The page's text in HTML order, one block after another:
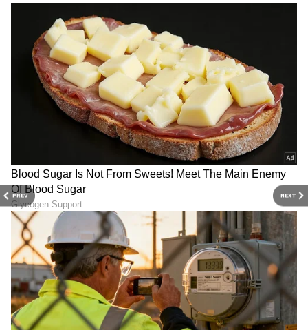
PREV NEXT
ಉದ್ಯೋಗ ತೊರೆದು ಐಐಎಂನಲ್ಲಿ ಎಂಬಿಎ
ದುಬೈನಲ್ಲಿನ ಉದ್ಯೋಗ ತೊರೆದು ಭಾರತಕ್ಕೆ ಹಿಂತಿರುಗಿದ
ಮುಸ್ತಫಾ, ಬೆಂಗಳೂರು ಐಐಎಂನಲ್ಲಿ ಎಂಬಿಎ ಪದವಿ
ಪಡೆಯುತ್ತಾರೆ. ಎಂಬಿಎ ಮಾಡುತ್ತಿರುವ ಸಂದರ್ಭದಲ್ಲೇ
ಸಹೋದರ ಸಂಬಂಧಿಗಳ ಜೊತೆಗೆ ಸೇರಿ ದೋಸೆ ಹಾಗೂ ಇಡ್ಲಿ
ಹಿಟ್ಟು ಉತ್ಪಾದಿಸುವ ಉದ್ಯಮಕ್ಕೆ ಕೈಹಾಕುತ್ತಾರೆ.
14ನೇ ವಯಸ್ಸಿಗೆ ಕಂಪನಿ ಸ್ಥಾಪನೆ,17ಕ್ಕೆ ವಿಶ್ವದ ಅತೀ
ಕಿರಿಯ ಸಿಇಒ ಪಟ್ಟ;ಬೆಂಗಳೂರಿನ ಈ ಹುಡುಗ ಹಲವರಿಗೆ
ಪ್ರೇರಣೆ
ಬ್ರೇಕ್ ಫಾಸ್ಟ್ ಫುಡ್ ಕಂಪನಿ
ಸಂಬಂಧಿಗಳ ಜೊತೆಗೆ ಸೇರಿ ರೆಡಿ-ಟು-ಈಟ್ ಪ್ಯಾಕೇಜ್ಡ್ ಫುಡ್
ಗಳನ್ನು ಪೂರೈಕೆ ಮಾಡುವ 'ಐಡಿ ಫ್ರೆಶ್ ಫುಡ್ಸ್' ಎಂಬ ಬ್ರೇಕ್
ಫಾಸ್ಟ್ ಫುಡ್ ಕಂಪನಿ ಪ್ರಾರಂಭಿಸುತ್ತಾರೆ. ಈ ಕಂಪನಿಯನ್ನು